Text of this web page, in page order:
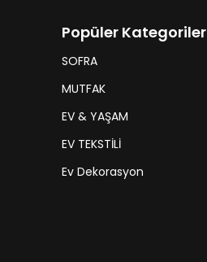
Popüler Kategoriler
SOFRA
MUTFAK
EV & YAŞAM
EV TEKSTİLİ
Ev Dekorasyon